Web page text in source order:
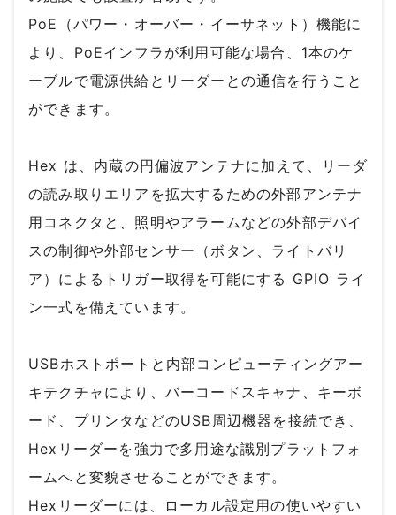
PoE（パワー・オーバー・イーサネット）機能に
より、PoEインフラが利用可能な場合、1本のケ
ーブルで電源供給とリーダーとの通信を行うこと
ができます。
Hex は、内蔵の円偏波アンテナに加えて、リーダ
の読み取りエリアを拡大するための外部アンテナ
用コネクタと、照明やアラームなどの外部デバイ
スの制御や外部センサー（ボタン、ライトバリ
ア）によるトリガー取得を可能にする GPIO ライ
ン一式を備えています。
USBホストポートと内部コンピューティングアー
キテクチャにより、バーコードスキャナ、キーボ
ード、プリンタなどのUSB周辺機器を接続でき、
Hexリーダーを強力で多用途な識別プラットフォ
ームへと変貌させることができます。
Hexリーダーには、ローカル設定用の使いやすい